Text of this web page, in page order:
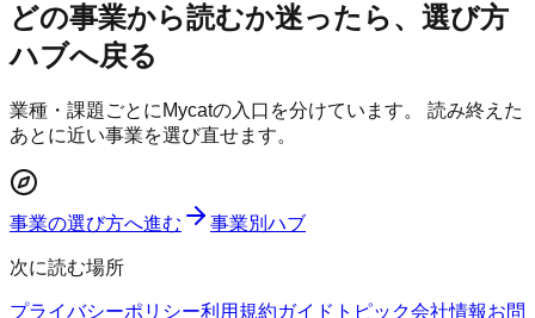
どの事業から読むか迷ったら、選び方
ハブへ戻る
業種・課題ごとにMycatの入口を分けています。 読み終えた
あとに近い事業を選び直せます。
事業の選び方へ進む 事業別ハブ
次に読む場所
プライバシーポリシー利用規約ガイド トピック会社情報お問